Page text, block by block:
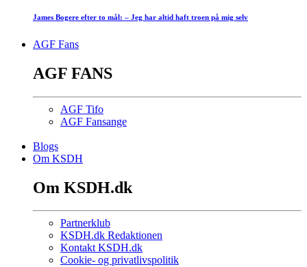
James Bogere efter to mål: – Jeg har altid haft troen på mig selv
AGF Fans
AGF FANS
AGF Tifo
AGF Fansange
Blogs
Om KSDH
Om KSDH.dk
Partnerklub
KSDH.dk Redaktionen
Kontakt KSDH.dk
Cookie- og privatlivspolitik